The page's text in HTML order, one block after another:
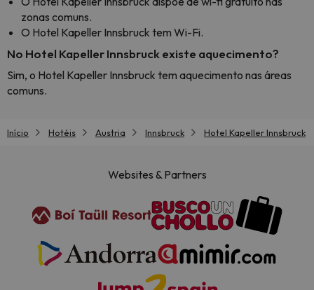
zonas comuns.
O Hotel Kapeller Innsbruck tem Wi-Fi.
No Hotel Kapeller Innsbruck existe aquecimento?
Sim, o Hotel Kapeller Innsbruck tem aquecimento nas áreas
comuns.
Início Hotéis Austria Innsbruck Hotel Kapeller Innsbruck
Websites & Partners